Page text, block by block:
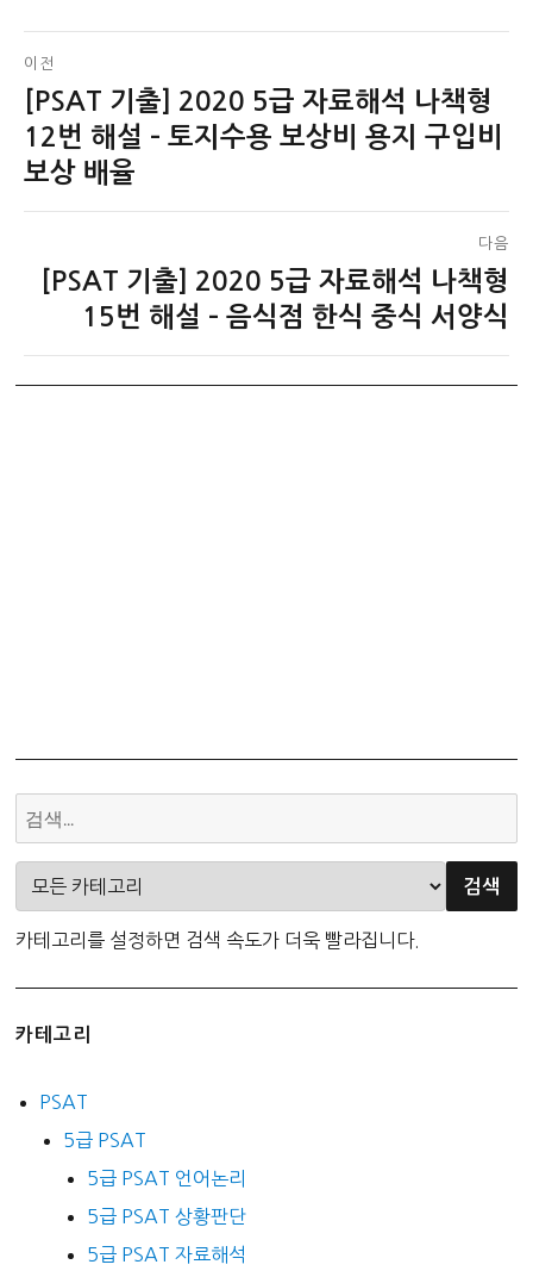
글
탐
색
이전
이
전
글:
[PSAT 기출] 2020 5급 자료해석 나책형
12번 해설 – 토지수용 보상비 용지 구입비
보상 배율
다음
[PSAT 기출] 2020 5급 자료해석 나책형
15번 해설 – 음식점 한식 중식 서양식
카테고리를 설정하면 검색 속도가 더욱 빨라집니다.
카테고리
PSAT
5급 PSAT
5급 PSAT 언어논리
5급 PSAT 상황판단
5급 PSAT 자료해석